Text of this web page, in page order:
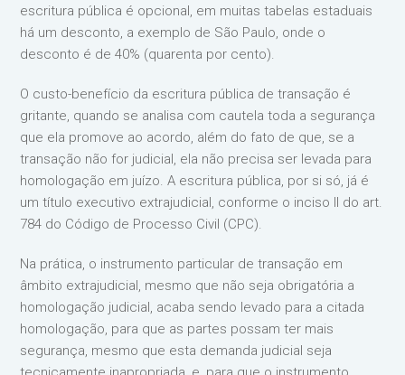
escritura pública é opcional, em muitas tabelas estaduais
há um desconto, a exemplo de São Paulo, onde o
desconto é de 40% (quarenta por cento).
O custo-benefício da escritura pública de transação é
gritante, quando se analisa com cautela toda a segurança
que ela promove ao acordo, além do fato de que, se a
transação não for judicial, ela não precisa ser levada para
homologação em juízo. A escritura pública, por si só, já é
um título executivo extrajudicial, conforme o inciso II do art.
784 do Código de Processo Civil (CPC).
Na prática, o instrumento particular de transação em
âmbito extrajudicial, mesmo que não seja obrigatória a
homologação judicial, acaba sendo levado para a citada
homologação, para que as partes possam ter mais
segurança, mesmo que esta demanda judicial seja